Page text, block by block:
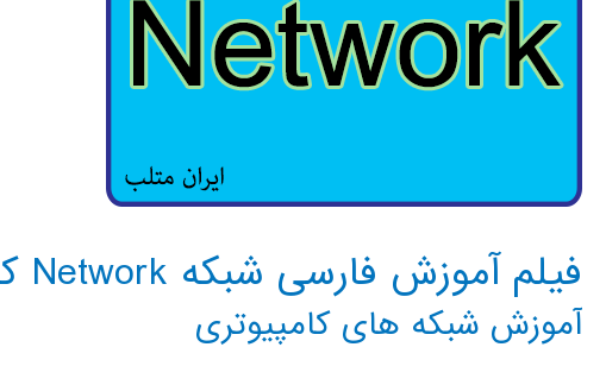
فیلم آموزش فارسی شبکه Network کامپیوتری
آموزش شبکه های کامپیوتری